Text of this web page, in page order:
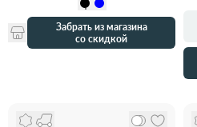
Забрать из магазина
со скидкой